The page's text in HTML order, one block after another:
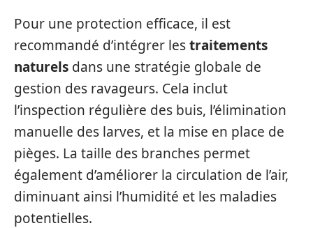
Pour une protection efficace, il est
recommandé d’intégrer lestraitements
naturels dans une stratégie globale de
gestion des ravageurs. Cela inclut
l’inspection régulière des buis, l’élimination
manuelle des larves, et la mise en place de
pièges. La taille des branches permet
également d’améliorer la circulation de l’air,
diminuant ainsi l’humidité et les maladies
potentielles.